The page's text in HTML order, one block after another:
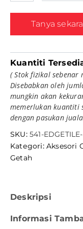
Tanya
Kuantiti
( Stok fizikal sebenar
Disebabkan oleh
mungkin akan
memerlukan kuantiti
dengan pasukan
SKU: 541-
Kategori: Aksesori
Getah
Deskripsi
Informasi